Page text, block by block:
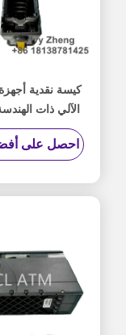
كيسة نقدية
الآلي ذات
متوافقة مع
الصراف الآلي
احصل على